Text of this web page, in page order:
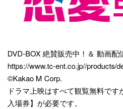
DVD-BOX 絶賛販売中！＆ 動画配
https://www.tc-ent.co.jp//products/
©Kakao M Corp.
ドラマ上映はすべて観覧無料で
入場券】が必要です。